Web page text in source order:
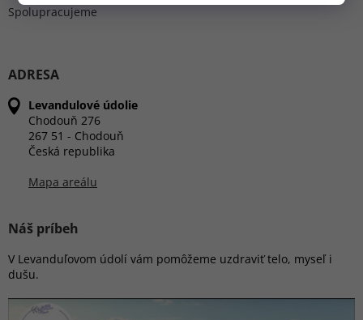
Spolupracujeme
ADRESA
Levandulové údolie
Chodouň 276
267 51 - Chodouň
Česká republika
Mapa areálu
Náš príbeh
V Levanduľovom údolí vám pomôžeme uzdraviť telo, myseľ i
dušu.